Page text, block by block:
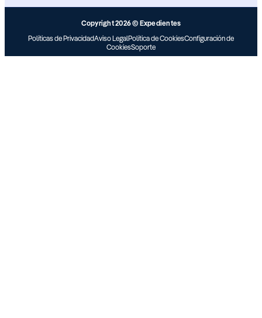
Copyright 2026 © Expedientes
Políticas de PrivacidadAviso LegalPolítica de CookiesConfiguración de
CookiesSoporte